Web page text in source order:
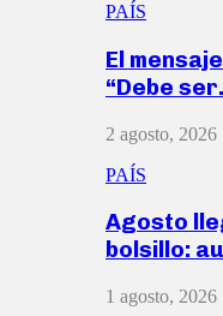
PAÍS
El
“Debe
2 agosto, 2026
PAÍS
Agosto
bolsillo:
1 agosto, 2026